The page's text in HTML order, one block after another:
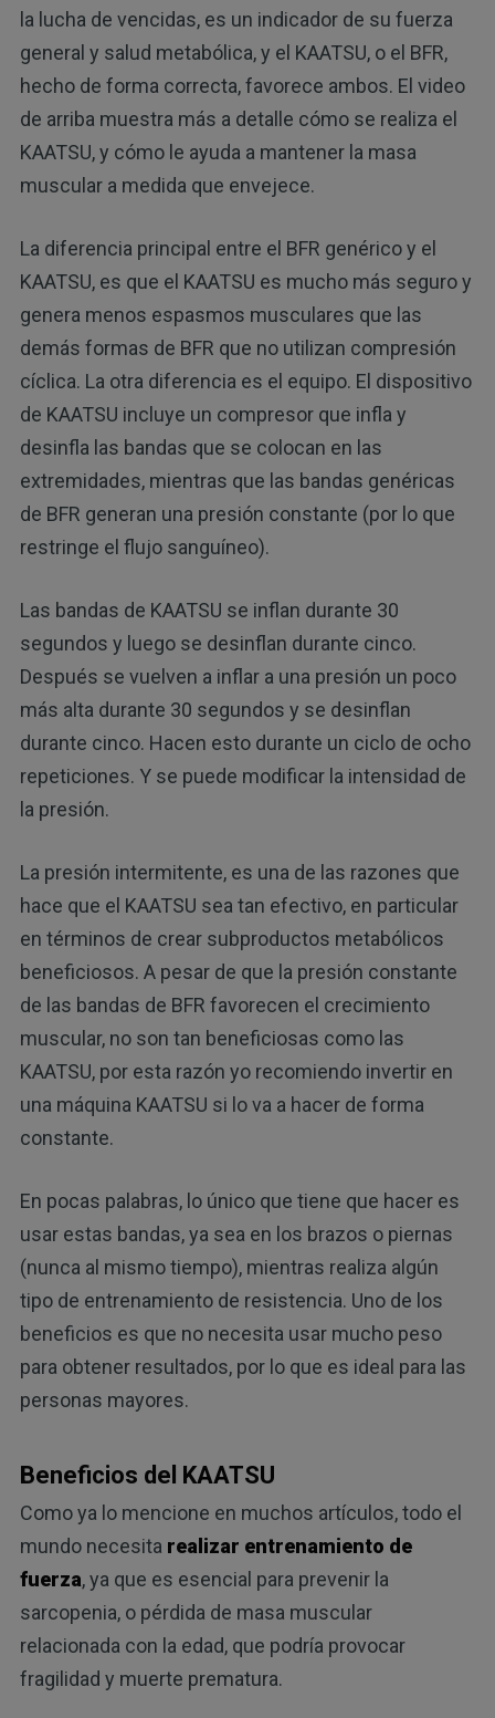
la lucha de vencidas, es un indicador de su fuerza
general y salud metabólica, y el KAATSU, o el BFR,
hecho de forma correcta, favorece ambos. El video
de arriba muestra más a detalle cómo se realiza el
KAATSU, y cómo le ayuda a mantener la masa
muscular a medida que envejece.
La diferencia principal entre el BFR genérico y el
KAATSU, es que el KAATSU es mucho más seguro y
genera menos espasmos musculares que las
demás formas de BFR que no utilizan compresión
cíclica. La otra diferencia es el equipo. El dispositivo
de KAATSU incluye un compresor que infla y
desinfla las bandas que se colocan en las
extremidades, mientras que las bandas genéricas
de BFR generan una presión constante (por lo que
restringe el flujo sanguíneo).
Las bandas de KAATSU se inflan durante 30
segundos y luego se desinflan durante cinco.
Después se vuelven a inflar a una presión un poco
más alta durante 30 segundos y se desinflan
durante cinco. Hacen esto durante un ciclo de ocho
repeticiones. Y se puede modificar la intensidad de
la presión.
La presión intermitente, es una de las razones que
hace que el KAATSU sea tan efectivo, en particular
en términos de crear subproductos metabólicos
beneficiosos. A pesar de que la presión constante
de las bandas de BFR favorecen el crecimiento
muscular, no son tan beneficiosas como las
KAATSU, por esta razón yo recomiendo invertir en
una máquina KAATSU si lo va a hacer de forma
constante.
En pocas palabras, lo único que tiene que hacer es
usar estas bandas, ya sea en los brazos o piernas
(nunca al mismo tiempo), mientras realiza algún
tipo de entrenamiento de resistencia. Uno de los
beneficios es que no necesita usar mucho peso
para obtener resultados, por lo que es ideal para las
personas mayores.
Beneficios del KAATSU
Como ya lo mencione en muchos artículos, todo el
mundo necesita realizar entrenamiento de
fuerza, ya que es esencial para prevenir la
sarcopenia, o pérdida de masa muscular
relacionada con la edad, que podría provocar
fragilidad y muerte prematura.